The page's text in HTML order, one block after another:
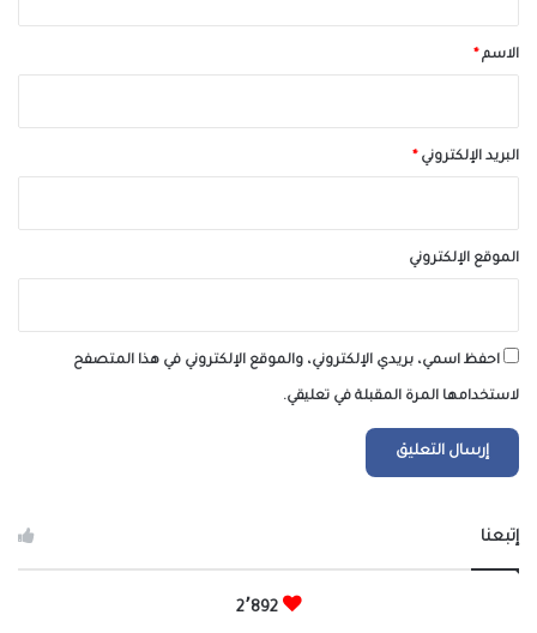
*الاسم*
البريد الإلكتروني*
الموقع الإلكتروني
احفظ اسمي، بريدي الإلكتروني، والموقع الإلكتروني في هذا المتصفح
لاستخدامها المرة المقبلة في تعليقي.
إتبعنا
2٬892